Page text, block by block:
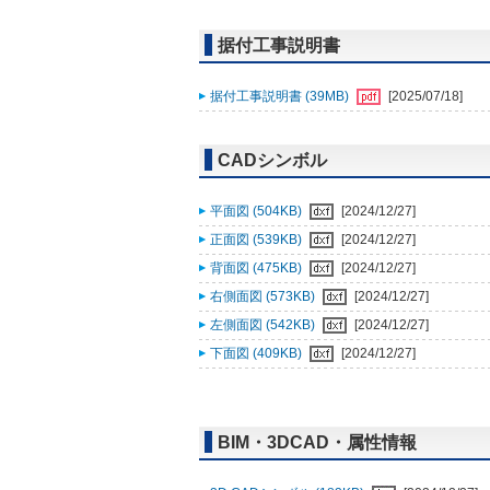
据付工事説明書
据付工事説明書 (39MB) [2025/07/18]
CADシンボル
平面図 (504KB)
[2024/12/27]
正面図 (539KB)
[2024/12/27]
背面図 (475KB)
[2024/12/27]
右側面図 (573KB)
[2024/12/27]
左側面図 (542KB)
[2024/12/27]
下面図 (409KB)
[2024/12/27]
BIM・3DCAD・属性情報